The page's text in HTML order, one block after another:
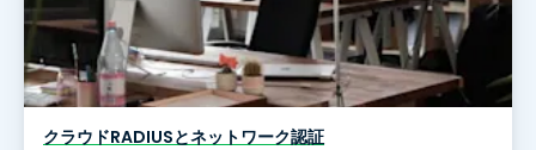
クラウドRADIUSとネットワーク認証